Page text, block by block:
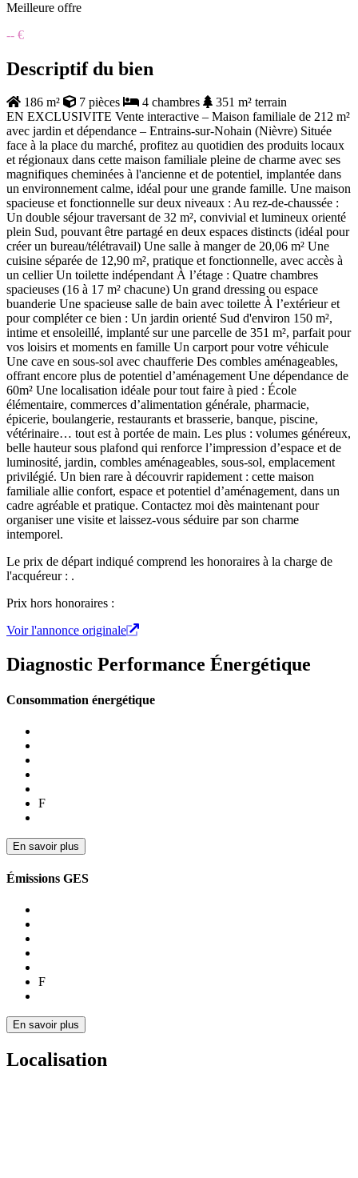
Meilleure offre
-- €
Descriptif du bien
186 m² 7 pièces 4 chambres
351 m² terrain
EN EXCLUSIVITE Vente interactive – Maison familiale de 212 m²
avec jardin et dépendance – Entrains-sur-Nohain (Nièvre) Située
face à la place du marché, profitez au quotidien des produits locaux
et régionaux dans cette maison familiale pleine de charme avec ses
magnifiques cheminées à l'ancienne et de potentiel, implantée dans
un environnement calme, idéal pour une grande famille. Une maison
spacieuse et fonctionnelle sur deux niveaux : Au rez-de-chaussée :
Un double séjour traversant de 32 m², convivial et lumineux orienté
plein Sud, pouvant être partagé en deux espaces distincts (idéal pour
créer un bureau/télétravail) Une salle à manger de 20,06 m² Une
cuisine séparée de 12,90 m², pratique et fonctionnelle, avec accès à
un cellier Un toilette indépendant À l’étage : Quatre chambres
spacieuses (16 à 17 m² chacune) Un grand dressing ou espace
buanderie Une spacieuse salle de bain avec toilette À l’extérieur et
pour compléter ce bien : Un jardin orienté Sud d'environ 150 m²,
intime et ensoleillé, implanté sur une parcelle de 351 m², parfait pour
vos loisirs et moments en famille Un carport pour votre véhicule
Une cave en sous-sol avec chaufferie Des combles aménageables,
offrant encore plus de potentiel d’aménagement Une dépendance de
60m² Une localisation idéale pour tout faire à pied : École
élémentaire, commerces d’alimentation générale, pharmacie,
épicerie, boulangerie, restaurants et brasserie, banque, piscine,
vétérinaire… tout est à portée de main. Les plus : volumes généreux,
belle hauteur sous plafond qui renforce l’impression d’espace et de
luminosité, jardin, combles aménageables, sous-sol, emplacement
privilégié. Un bien rare à découvrir rapidement : cette maison
familiale allie confort, espace et potentiel d’aménagement, dans un
cadre agréable et pratique. Contactez moi dès maintenant pour
organiser une visite et laissez-vous séduire par son charme
intemporel.
Le prix de départ indiqué comprend les honoraires à la charge de
l'acquéreur : .
Prix hors honoraires :
Voir l'annonce originale
Diagnostic Performance Énergétique
Consommation énergétique
F
En savoir plus
Émissions GES
F
En savoir plus
Localisation